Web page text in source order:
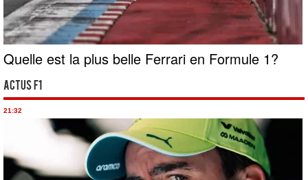
Quelle est la plus belle Ferrari en Formule 1?
Actus F1
21:32